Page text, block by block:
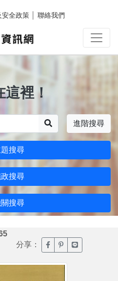
安全政策 聯絡我們
裡！
進階搜尋
搜尋
搜尋
搜尋
分享： 臉書分享(另開新視窗)
噗浪分享(另開新
Line分享(另